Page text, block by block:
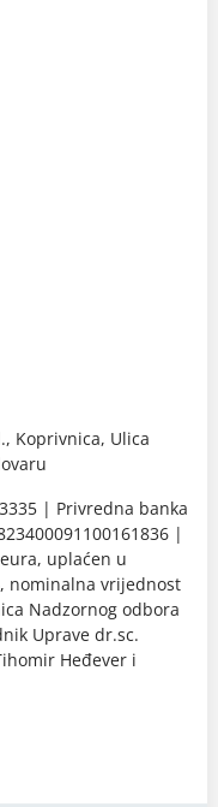
Koprivnica, Ulica
| Privredna banka
|
uplaćen u
nominalna vrijednost
Nadzornog odbora
Uprave dr.sc.
Heđever i